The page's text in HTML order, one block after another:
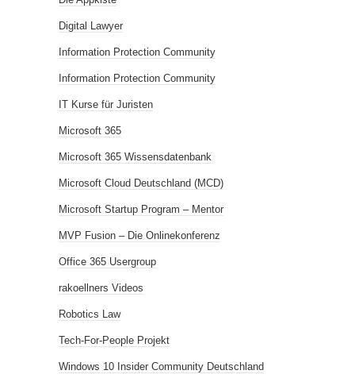
Digital Lawyer
Information Protection Community
Information Protection Community
IT Kurse für Juristen
Microsoft 365
Microsoft 365 Wissensdatenbank
Microsoft Cloud Deutschland (MCD)
Microsoft Startup Program – Mentor
MVP Fusion – Die Onlinekonferenz
Office 365 Usergroup
rakoellners Videos
Robotics Law
Tech-For-People Projekt
Windows 10 Insider Community Deutschland